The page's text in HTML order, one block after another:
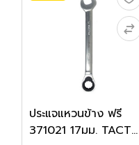
ประแจแหวนข้าง ฟรี
371021 17มม. TACT...